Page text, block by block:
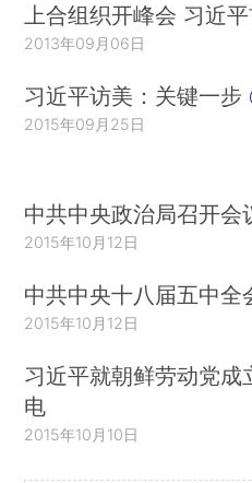
上合组织开峰会 习近
2013年09月06日
习近平访美：关键一步
2015年09月25日
中共中央政治局召开会
2015年10月12日
中共中央十八届五中
2015年10月12日
习近平就朝鲜劳动党
电
2015年10月10日